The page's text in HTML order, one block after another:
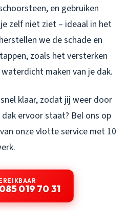
en gebruiken
zelf niet ziet – ideaal in het
we de schade en
zoals het versterken
maken van je dak.
klaar, zodat jij weer door
ervoor staat? Bel ons op
onze vlotte service met 10
019 70 31